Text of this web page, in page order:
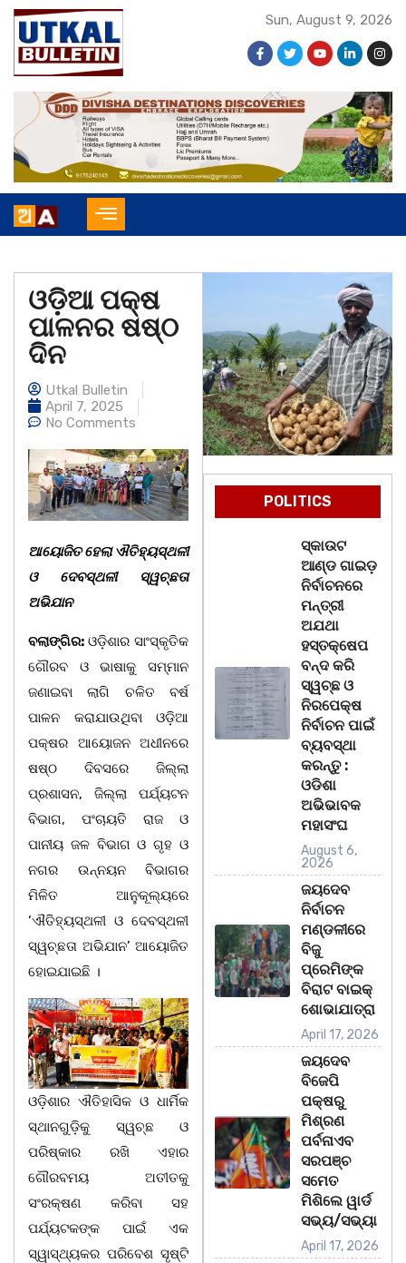
Sun, August 9, 2026
ଓଡ଼ିଆ ପକ୍ଷ
ପାଳନର ଷଷ୍ଠ
ଦିନ
Utkal Bulletin
April 7, 2025
No Comments
ଆୟୋଜିତ ହେଲା ଐତିହ୍ୟସ୍ଥଳୀ
ଓ ଦେବସ୍ଥଳୀ ସ୍ୱଚ୍ଛତା
ଅଭିଯାନ
ବଲାଙ୍ଗିର: ଓଡ଼ିଶାର ସାଂସ୍କୃତିକ
ଗୌରବ ଓ ଭାଷାକୁ ସମ୍ମାନ
ଜଣାଇବା ଲାଗି ଚଳିତ ବର୍ଷ
ପାଳନ କରାଯାଉଥିବା ଓଡ଼ିଆ
ପକ୍ଷର ଆୟୋଜନ ଅଧୀନରେ
ଷଷ୍ଠ ଦିବସରେ ଜିଲ୍ଲା
ପ୍ରଶାସନ, ଜିଲ୍ଲା ପର୍ଯ୍ୟଟନ
ବିଭାଗ, ପଂଚାୟତି ରାଜ ଓ
ପାନୀୟ ଜଳ ବିଭାଗ ଓ ଗୃହ ଓ
ନଗର ଉନ୍ନୟନ ବିଭାଗର
ମିଳିତ ଆନୁକୂଲ୍ୟରେ
‘ଐତିହ୍ୟସ୍ଥଳୀ ଓ ଦେବସ୍ଥଳୀ
ସ୍ୱଚ୍ଛତା ଅଭିଯାନ’ ଆୟୋଜିତ
ହୋଇଯାଇଛି ।
ଓଡ଼ିଶାର ଐତିହାସିକ ଓ ଧାର୍ମିକ
ସ୍ଥାନଗୁଡ଼ିକୁ ସ୍ୱଚ୍ଛ ଓ
ପରିଷ୍କାର ରଖି ଏହାର
ଗୌରବମୟ ଅତୀତକୁ
ସଂରକ୍ଷଣ କରିବା ସହ
ପର୍ଯ୍ୟଟକଙ୍କ ପାଇଁ ଏକ
ସ୍ୱାସ୍ଥ୍ୟକର ପରିବେଶ ସୃଷ୍ଟି
POLITICS
ସ୍କାଉଟ
ଆଣ୍ଡ ଗାଇଡ଼
ନିର୍ବାଚନରେ
ମନ୍ତ୍ରୀ
ଅଯଥା
ହସ୍ତକ୍ଷେପ
ବନ୍ଦ କରି
ସ୍ୱଚ୍ଛ ଓ
ନିରପେକ୍ଷ
ନିର୍ବାଚନ ପାଇଁ
ବ୍ୟବସ୍ଥା
କରନ୍ତୁ :
ଓଡିଶା
ଅଭିଭାବକ
ମହାସଂଘ
August 6,
2026
ଜୟଦେବ
ନିର୍ବାଚନ
ମଣ୍ଡଳୀରେ
ବିଜୁ
ପ୍ରେମିଙ୍କ
ବିରାଟ ବାଇକ୍
ଶୋଭାଯାତ୍ରା
April 17, 2026
ଜୟଦେବ
ବିଜେପି
ପକ୍ଷରୁ
ମିଶ୍ରଣ
ପର୍ବନାଏବ
ସରପଞ୍ଚ
ସମେତ
ମିଶିଲେ ୱାର୍ଡ
ସଭ୍ୟ/ସଭ୍ୟା
April 17, 2026